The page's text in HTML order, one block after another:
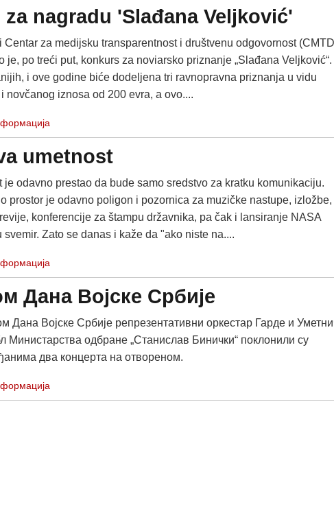
nagradu 'Slađana Veljković'
Centar za medijsku transparentnost i društvenu odgovornost
je, po treći put, konkurs za noviarsko priznanje „Slađana Veljković“.
i ove godine biće dodeljena tri ravnopravna priznanja u vidu
novčanog iznosa od 200 evra, a ovo....
umetnost
je odavno prestao da bude samo sredstvo za kratku komunikaciju.
prostor je odavno poligon i pozornica za muzičke nastupe, izložbe,
konferencije za štampu državnika, pa čak i lansiranje NASA
svemir. Zato se danas i kaže da "ako niste na....
Дана Војске Србије
Дана Војске Србије репрезентативни оркестар Гарде и
Министарства одбране „Станислав Бинички“ поклонили су
два концерта на отвореном.